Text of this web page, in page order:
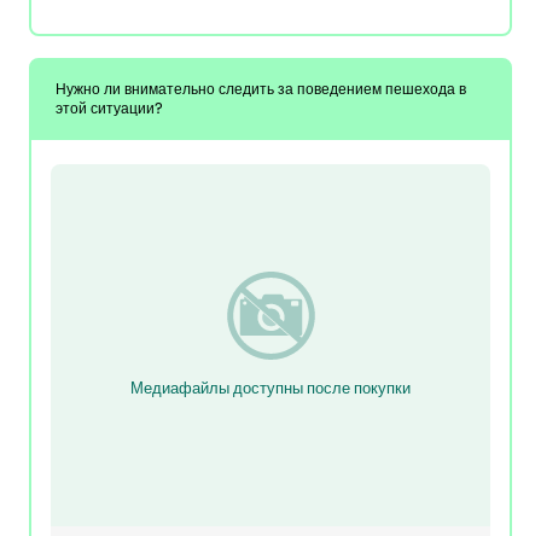
Нужно ли внимательно следить за поведением пешехода в
этой ситуации?
Медиафайлы доступны после покупки